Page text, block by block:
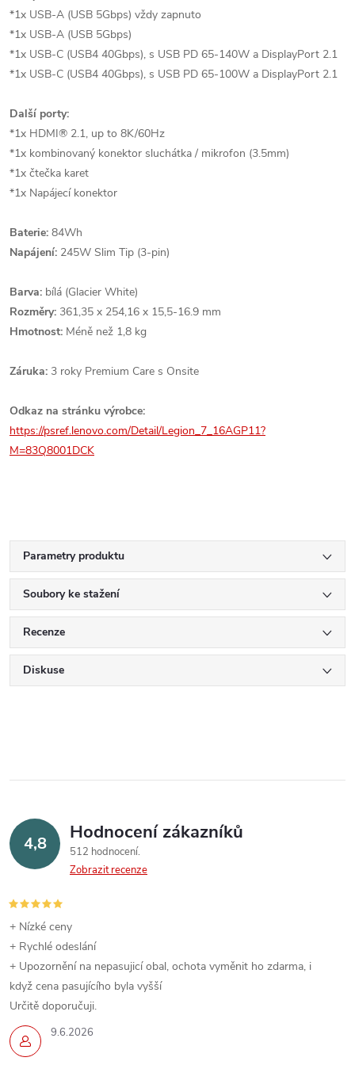
*1x USB-A (USB 5Gbps) vždy zapnuto
*1x USB-A (USB 5Gbps)
*1x USB-C (USB4 40Gbps), s USB PD 65-140W a DisplayPort 2.1
*1x USB-C (USB4 40Gbps), s USB PD 65-100W a DisplayPort 2.1
Další porty:
*1x HDMI® 2.1, up to 8K/60Hz
*1x kombinovaný konektor sluchátka / mikrofon (3.5mm)
*1x čtečka karet
*1x Napájecí konektor
Baterie: 84Wh
Napájení: 245W Slim Tip (3-pin)
Barva: bílá (Glacier White)
Rozměry: 361,35 x 254,16 x 15,5-16.9 mm
Hmotnost: Méně než 1,8 kg
Záruka: 3 roky Premium Care s Onsite
Odkaz na stránku výrobce:
https://psref.lenovo.com/Detail/Legion_7_16AGP11?
M=83Q8001DCK
Parametry produktu
Soubory ke stažení
Recenze
Diskuse
4,8 Hodnocení zákazníků
512 hodnocení
Zobrazit recenze
9.6.2026
+ Nízké ceny
+ Rychlé odeslání
+ Upozornění na nepasujicí obal, ochota vyměnit ho zdarma, i
když cena pasujícího byla vyšší
Určitě doporučuji.